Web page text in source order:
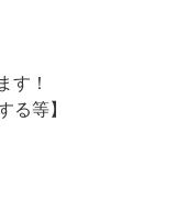
す！
る等】